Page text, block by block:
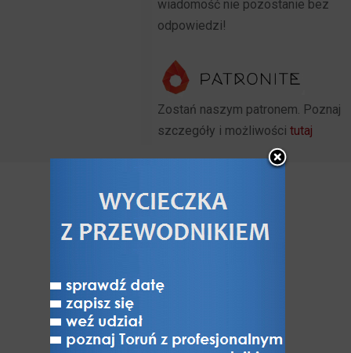
wiadomość nie pozostanie bez
odpowiedzi!
Zostań naszym patronem. Poznaj
szczegóły i możliwości tutaj
POZNAJ
Poznaj Toruń
Historia Torunia i historie toruńskie
Znani torunianie
Zabytki niezachowane